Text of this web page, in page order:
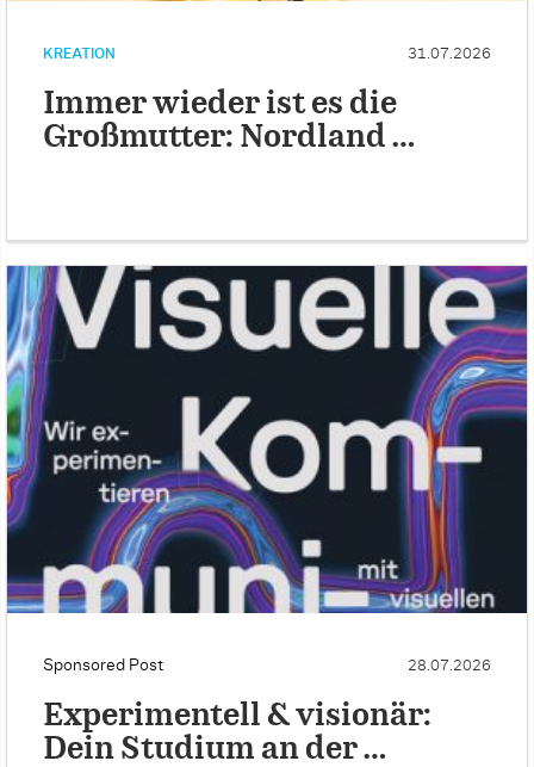
KREATION 31.07.2026
Immer wieder ist es die
Großmutter: Nordland …
Sponsored Post 28.07.2026
Experimentell & visionär:
Dein Studium an der …